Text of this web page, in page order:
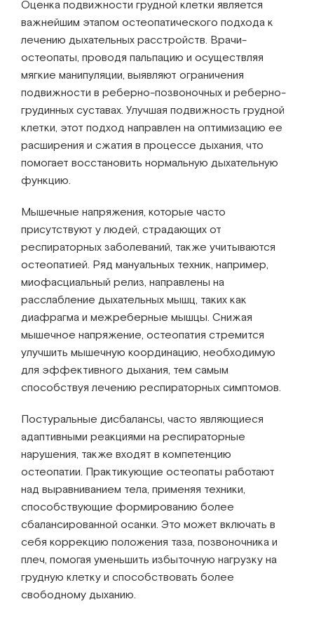
Оценка подвижности грудной клетки является
важнейшим этапом остеопатического подхода к
лечению дыхательных расстройств. Врачи-
остеопаты, проводя пальпацию и осуществляя
мягкие манипуляции, выявляют ограничения
подвижности в реберно-позвоночных и реберно-
грудинных суставах. Улучшая подвижность грудной
клетки, этот подход направлен на оптимизацию ее
расширения и сжатия в процессе дыхания, что
помогает восстановить нормальную дыхательную
функцию.
Мышечные напряжения, которые часто
присутствуют у людей, страдающих от
респираторных заболеваний, также учитываются
остеопатией. Ряд мануальных техник, например,
миофасциальный релиз, направлены на
расслабление дыхательных мышц, таких как
диафрагма и межреберные мышцы. Снижая
мышечное напряжение, остеопатия стремится
улучшить мышечную координацию, необходимую
для эффективного дыхания, тем самым
способствуя лечению респираторных симптомов.
Постуральные дисбалансы, часто являющиеся
адаптивными реакциями на респираторные
нарушения, также входят в компетенцию
остеопатии. Практикующие остеопаты работают
над выравниванием тела, применяя техники,
способствующие формированию более
сбалансированной осанки. Это может включать в
себя коррекцию положения таза, позвоночника и
плеч, помогая уменьшить избыточную нагрузку на
грудную клетку и способствовать более
свободному дыханию.